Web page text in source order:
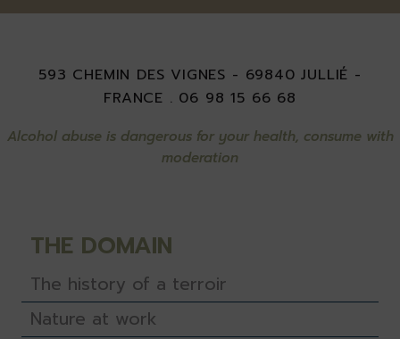
593 CHEMIN DES VIGNES - 69840 JULLIÉ -
FRANCE . 06 98 15 66 68
Alcohol abuse is dangerous for your health, consume with
moderation
THE DOMAIN
The history of a terroir
Nature at work